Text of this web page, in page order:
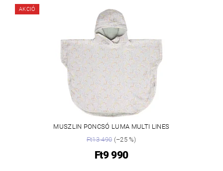
AKCIÓ
MUSZLIN PONCSÓ LUMA MULTI LINES
Ft13 490(–25 %)
Ft9 990